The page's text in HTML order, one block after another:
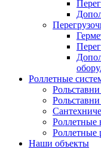
Роллетные
Роллетные
Роллетные
Наши объекты